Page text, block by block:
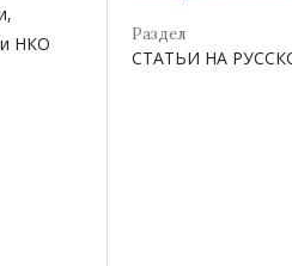
и НКО
Раздел
СТАТЬИ НА